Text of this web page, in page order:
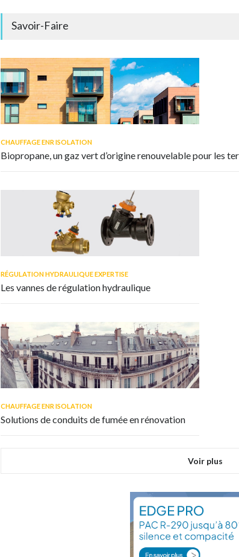
Savoir-Faire
CHAUFFAGE ENR ISOLATION
Biopropane, un gaz vert d’origine renouvelable pour les
RÉGULATION HYDRAULIQUE EXPERTISE
Les vannes de régulation hydraulique
CHAUFFAGE ENR ISOLATION
Solutions de conduits de fumée en rénovation
Voir plus